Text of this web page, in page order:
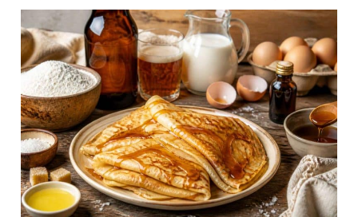
les gâteaux en portions. La
forme de la pelle à gâteau est
ergonomique pour une prise
en main confortable et une
bonne surface de préhension.
Facile à nettoyer : la surface
lisse a été polie en plusieurs
processus pour éliminer
facilement les résidus
alimentaires, de sorte qu'elle
peut être facilement nettoyée
à la main et conserve son
éclat même après des années